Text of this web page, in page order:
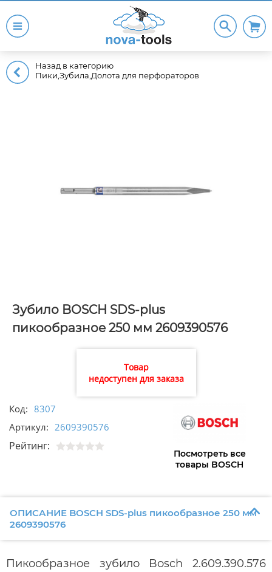
Назад в категорию
Пики,Зубила,Долота для перфораторов
Зубило BOSCH SDS-plus
пикообразное 250 мм 2609390576
Товар
недоступен для заказа
Код: 8307
Артикул: 2609390576
Рейтинг:
Посмотреть все
товары BOSCH
ОПИСАНИЕ BOSCH SDS-plus пикообразное 250 мм
2609390576
Пикообразное зубило Bosch 2.609.390.576